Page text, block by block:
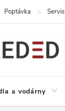
Poptávka Servis
a vodárny